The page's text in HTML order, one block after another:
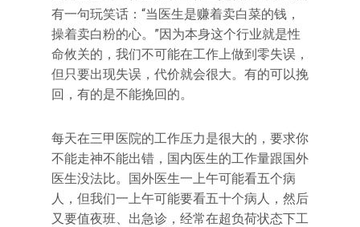
有一句玩笑话：“当医生是赚着卖白菜的钱，
操着卖白粉的心。”因为本身这个行业就是性
命攸关的，我们不可能在工作上做到零失误，
但只要出现失误，代价就会很大。有的可以挽
回，有的是不能挽回的。
每天在三甲医院的工作压力是很大的，要求你
不能走神不能出错，国内医生的工作量跟国外
医生没法比。国外医生一上午可能看五个病
人，但我们一上午可能要看五十个病人，然后
又要值夜班、出急诊，经常在超负荷状态下工